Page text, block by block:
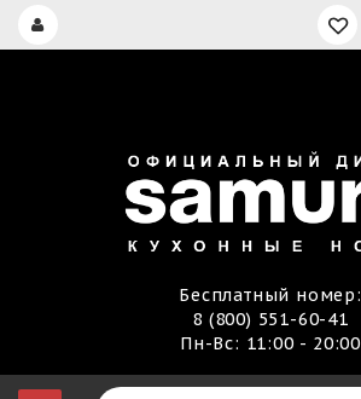
Бесплатный номер:
8 (800) 551-60-41
Пн-Вс: 11:00 - 20:00